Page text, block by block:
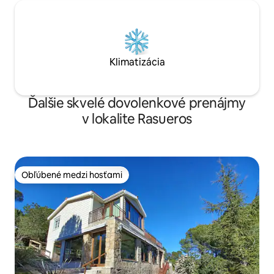
Klimatizácia
Ďalšie skvelé dovolenkové prenájmy
v lokalite Rasueros
Obľúbené medzi hosťami
Obľúbené medzi hosťami